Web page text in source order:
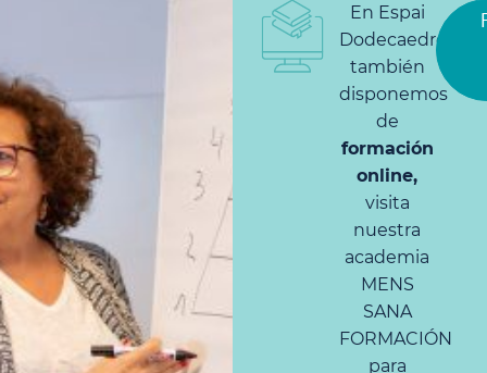
En Espai
Dodecaedre
también
disponemos
de
formación
online,
visita
nuestra
academia
MENS
SANA
FORMACIÓN
para